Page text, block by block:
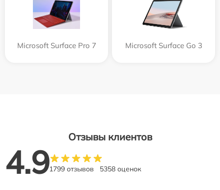
Microsoft Surface Pro 7 Microsoft Surface Go 3
Отзывы клиентов
4.91799 отзывов 5358 оценок